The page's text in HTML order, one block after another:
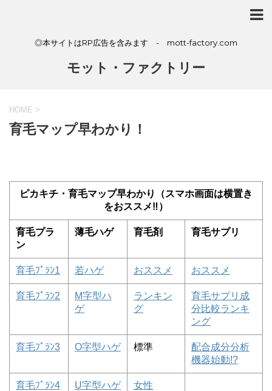
◎本サイトはRP広告を含みます - mott-factory.com
モット・ファクトリー
HOME >
育毛マップ早わかり！
ピカキチ・育毛マップ早わかり（スマホ画面は横置き
をおススメ‼）
育毛プラ
ン
薄毛ハゲ 育毛剤 育毛サプリ
育毛ﾌﾟﾗﾝ1 若ハゲ おススメ おススメ
育毛ﾌﾟﾗﾝ2
M字型ハ
ゲ
ランキン
グ
育毛サプリ成
分比較ランキ
ング
育毛ﾌﾟﾗﾝ3 O字型ハゲ 標準
配合成分分析
機器始動!?
育毛ﾌﾟﾗﾝ4 U字型ハゲ 女性